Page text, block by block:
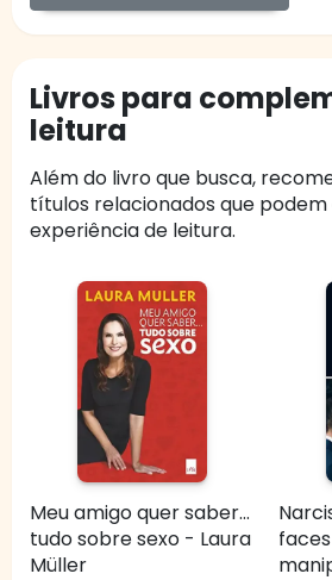
Livros para
leitura
Além do livro que busca,
títulos relacionados que
experiência de leitura.
Meu amigo quer saber...
tudo sobre sexo - Laura
Müller